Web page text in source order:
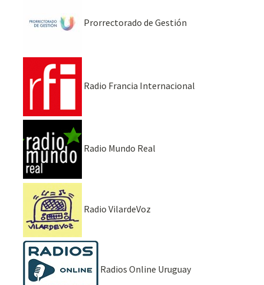
Prorrectorado de Gestión
Radio Francia Internacional
Radio Mundo Real
Radio VilardeVoz
Radios Online Uruguay